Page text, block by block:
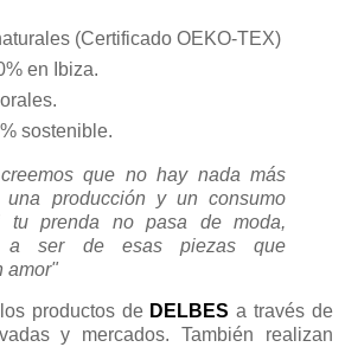
(Certificado OEKO-TEX)
en Ibiza.
sostenible.
que no hay nada más
una producción y un consumo
tu prenda no pasa de moda,
a ser de esas piezas que
amor"
productos de DELBES a través de
y mercados. También realizan